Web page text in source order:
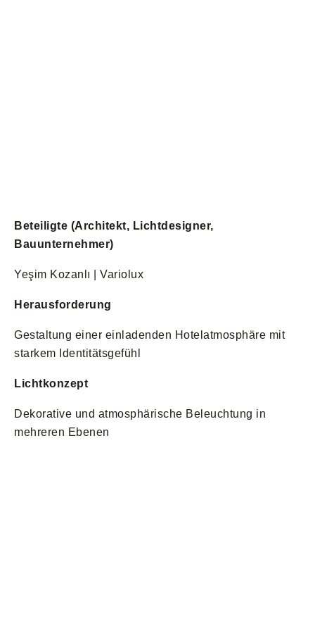
Beteiligte (Architekt, Lichtdesigner,
Bauunternehmer)
Yeşim Kozanlı | Variolux
Herausforderung
Gestaltung einer einladenden Hotelatmosphäre mit
starkem Identitätsgefühl
Lichtkonzept
Dekorative und atmosphärische Beleuchtung in
mehreren Ebenen